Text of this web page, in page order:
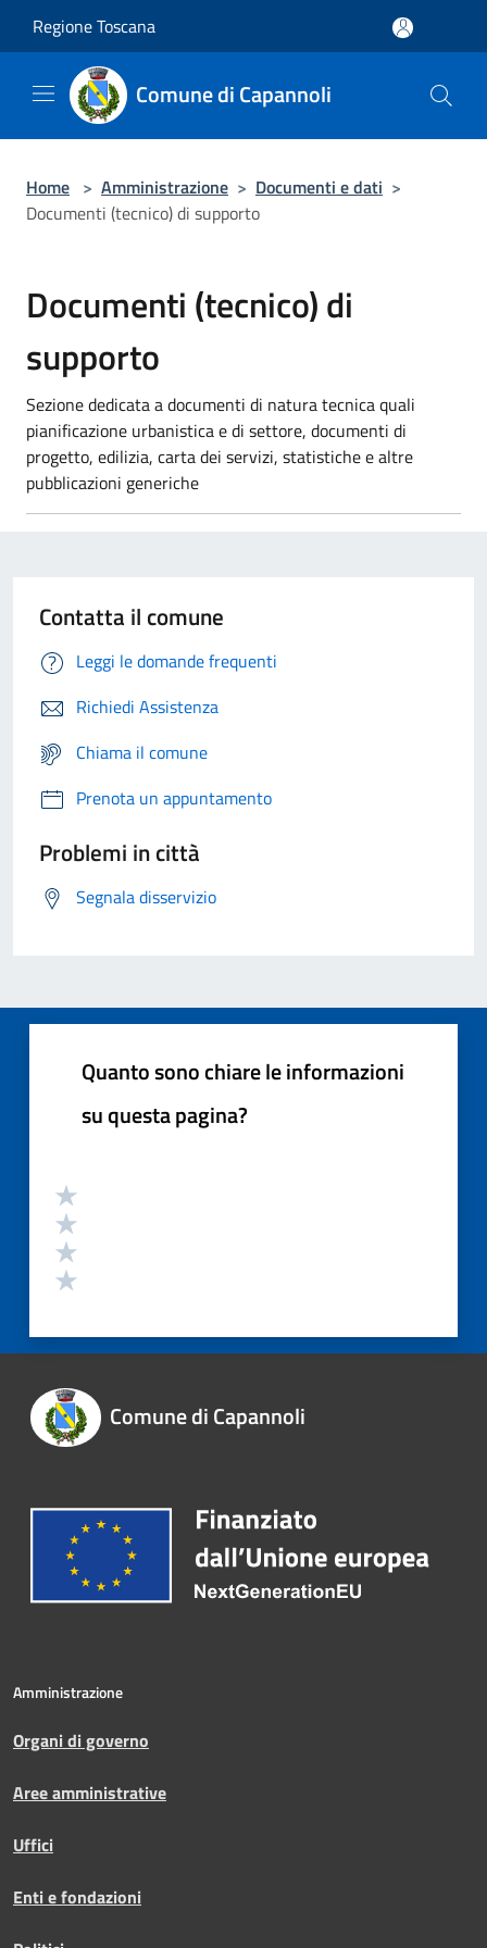
Regione Toscana
Comune di Capannoli
Home > Amministrazione > Documenti e dati >
Documenti (tecnico) di supporto
Documenti (tecnico) di
supporto
Sezione dedicata a documenti di natura tecnica quali
pianificazione urbanistica e di settore, documenti di
progetto, edilizia, carta dei servizi, statistiche e altre
pubblicazioni generiche
Contatta il comune
Leggi le domande frequenti
Richiedi Assistenza
Chiama il comune
Prenota un appuntamento
Problemi in città
Segnala disservizio
Quanto sono chiare le informazioni
su questa pagina?
Comune di Capannoli
Amministrazione
Organi di governo
Aree amministrative
Uffici
Enti e fondazioni